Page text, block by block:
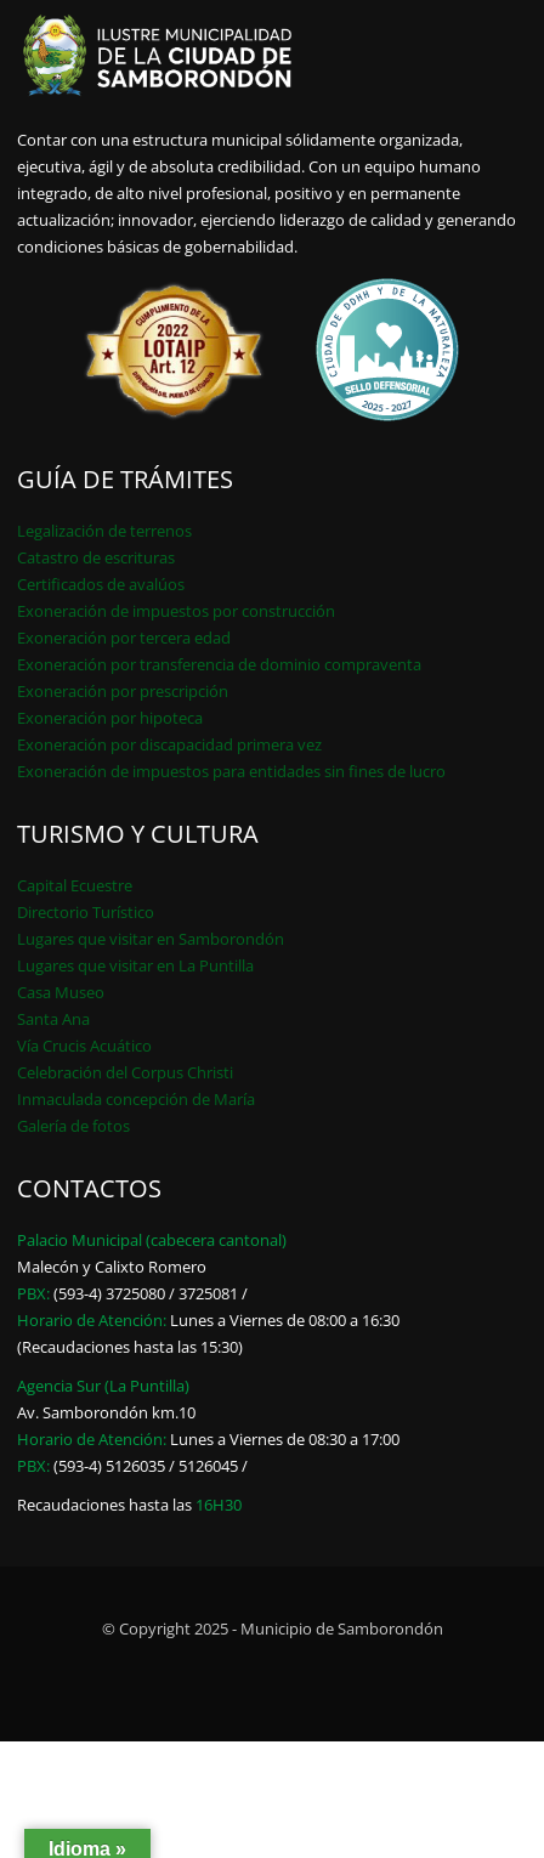
Contar con una estructura municipal sólidamente organizada,
ejecutiva, ágil y de absoluta credibilidad. Con un equipo humano
integrado, de alto nivel profesional, positivo y en permanente
actualización; innovador, ejerciendo liderazgo de calidad y generando
condiciones básicas de gobernabilidad.
GUÍA DE TRÁMITES
Legalización de terrenos
Catastro de escrituras
Certificados de avalúos
Exoneración de impuestos por construcción
Exoneración por tercera edad
Exoneración por transferencia de dominio compraventa
Exoneración por prescripción
Exoneración por hipoteca
Exoneración por discapacidad primera vez
Exoneración de impuestos para entidades sin fines de lucro
TURISMO Y CULTURA
Capital Ecuestre
Directorio Turístico
Lugares que visitar en Samborondón
Lugares que visitar en La Puntilla
Casa Museo
Santa Ana
Vía Crucis Acuático
Celebración del Corpus Christi
Inmaculada concepción de María
Galería de fotos
CONTACTOS
Palacio Municipal (cabecera cantonal)
Malecón y Calixto Romero
PBX:(593-4) 3725080 / 3725081 /
Horario de Atención: Lunes a Viernes de 08:00 a 16:30
(Recaudaciones hasta las 15:30)
Agencia Sur (La Puntilla)
Av. Samborondón km.10
Horario de Atención: Lunes a Viernes de 08:30 a 17:00
PBX:(593-4) 5126035 / 5126045 /
Recaudaciones hasta las 16H30
© Copyright 2025 - Municipio de Samborondón
Idioma »